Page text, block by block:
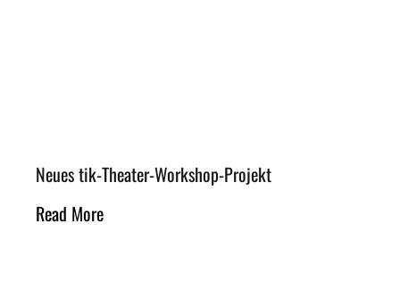
Neues tik-Theater-Workshop-Projekt
Read More